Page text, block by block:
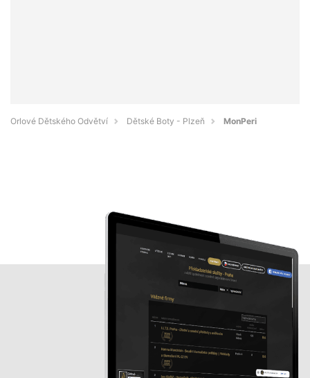
Orlové Dětského Odvětví Dětské Boty - Plzeň MonPeri